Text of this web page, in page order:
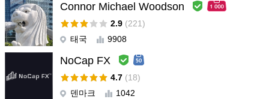
win no longer covers the previous losses.I haven't discovered a
way to reduce the losses that occur after the final step of the
Martingale strategy. I fixed PercentLotToClose at 5.0 but it seems
it doesn't help minimize losses.However, I am trying to find a
profitable solution with this EA because I like the idea. I would
appreciate your help—thank you !
Connor Michael Woodson
2.9 (221)
태국
9908
NoCap FX
4.7 (18)
덴마크
1042